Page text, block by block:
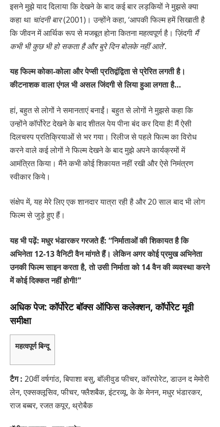
इसने मुझे याद दिलाया कि देखने के बाद कई बार लड़कियों ने मुझसे क्या
कहा था चांदनी बार(2001)। उन्होंने कहा, ‘आपकी फिल्म हमें सिखाती है
कि जीवन में आर्थिक रूप से मजबूत होना कितना महत्वपूर्ण है। ज़िंदगी मैं
कभी भी कुछ भी हो सकता है और बुरे दिन बोलके नहीं आते’.
यह फिल्म कोका-कोला और पेप्सी प्रतिद्वंद्विता से प्रेरित लगती है।
कीटनाशक वाला एंगल भी असल जिंदगी से लिया हुआ लगता है…
हां, बहुत से लोगों ने समानताएं बनाईं। बहुत से लोगों ने मुझसे कहा कि
उन्होंने कॉर्पोरेट देखने के बाद शीतल पेय पीना बंद कर दिया है! मैं ऐसी
दिलचस्प प्रतिक्रियाओं से भर गया। रिलीज से पहले फिल्म का विरोध
करने वाले कई लोगों ने फिल्म देखने के बाद मुझे अपने कार्यक्रमों में
आमंत्रित किया। मैंने कभी कोई शिकायत नहीं रखी और ऐसे निमंत्रण
स्वीकार किये।
संक्षेप में, यह मेरे लिए एक शानदार यात्रा रही है और 20 साल बाद भी लोग
फिल्म से जुड़े हुए हैं।
यह भी पढ़ें: मधुर भंडारकर गरजते हैं: “निर्माताओं की शिकायत है कि
अभिनेता 12-13 वैनिटी वैन मांगते हैं। लेकिन अगर कोई प्रमुख अभिनेता
उनकी फिल्म साइन करता है, तो उसी निर्माता को 14 वैन की व्यवस्था करने
में कोई दिक्कत नहीं होगी!”
अधिक पेज: कॉर्पोरेट बॉक्स ऑफिस कलेक्शन, कॉर्पोरेट मूवी
समीक्षा
महत्वपूर्ण बिन्दू
टैग : 20वीं वर्षगांठ, बिपाशा बसु, बॉलीवुड फीचर, कॉरपोरेट, डाउन द मेमोरी
लेन, एक्सक्लूसिव, फीचर, फ्लैशबैक, इंटरव्यू, के के मेनन, मधुर भंडारकर,
राज बब्बर, रजत कपूर, थ्रोबैक